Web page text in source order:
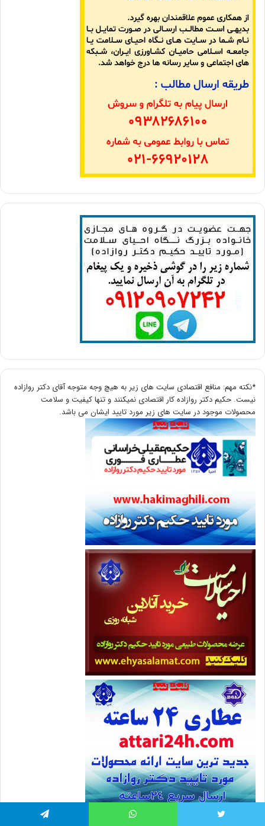
*نکته مهم: منافع اقتصادی سایت های زیر به هیچ وجه متوجه آقای دکتر روازاده
نیست. حکیم دکتر روازاده کار اقتصادی نمیکنند و تنها کیفیت و سلامت
محصولات موجود در سایت های زیر مورد تایید ایشان می باشد.